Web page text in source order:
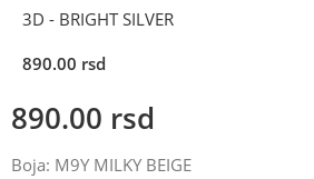
3D - BRIGHT SILVER
890.00 rsd
890.00 rsd
Boja: M9Y MILKY BEIGE